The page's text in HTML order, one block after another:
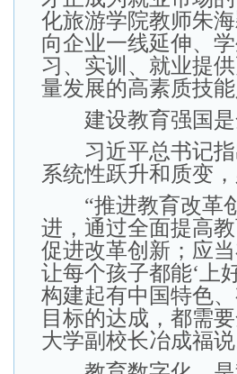
化旅游学院教师朱
向企业一线延伸、
习、实训、就业提
量发展的高素质技
建设教育强国是
习近平总书记指
系统性跃升和质变
“推进教育改革创
进，通过全面提高
促进改革创新；应
让每个孩子都能‘上
构建起有中国特色
目标的达成，都需
大学副校长冶成福说